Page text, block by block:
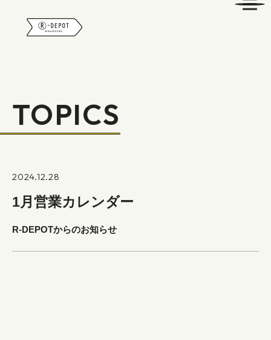
TOPICS
2024.12.28
1月営業カレンダー
R-DEPOTからのお知らせ